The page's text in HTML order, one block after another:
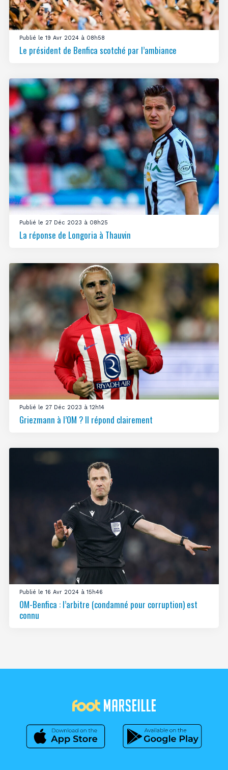
Publié le 19 Avr 2024 à 08h58
Le président de Benfica scotché par l’ambiance
Publié le 27 Déc 2023 à 08h25
La réponse de Longoria à Thauvin
Publié le 27 Déc 2023 à 12h14
Griezmann à l’OM ? Il répond clairement
Publié le 16 Avr 2024 à 15h46
OM-Benfica : l’arbitre (condamné pour corruption) est
connu